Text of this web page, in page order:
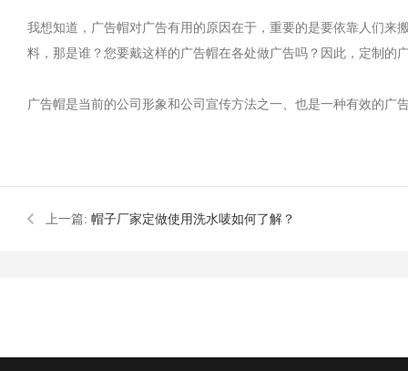
我想知道，广告帽对广告有用的原因在于，重要的是要依靠人们
料，那是谁？您要戴这样的广告帽在各处做广告吗？因此，
广告帽是当前的公司形象和公司宣传方法之一、也是一种有效的广告
上一篇: 帽子厂家定做使用洗水唛如何了解？